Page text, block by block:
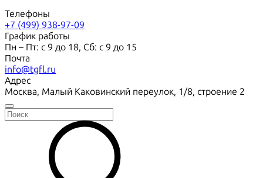
Телефоны
+7 (499) 938-97-09
График работы
Пн – Пт: с 9 до 18, Сб: с 9 до 15
Почта
info@tgfl.ru
Адрес
Москва, Малый Каковинский переулок, 1/8, строение 2